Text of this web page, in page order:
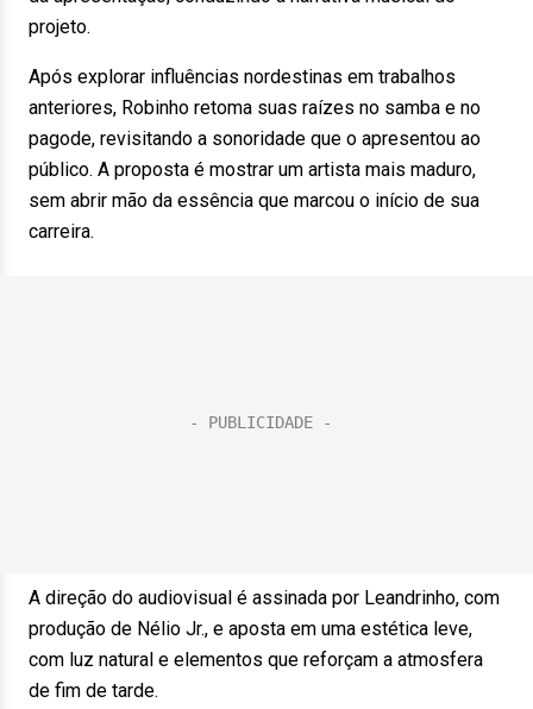
projeto.
Após explorar influências nordestinas em trabalhos
anteriores, Robinho retoma suas raízes no samba e no
pagode, revisitando a sonoridade que o apresentou ao
público. A proposta é mostrar um artista mais maduro,
sem abrir mão da essência que marcou o início de sua
carreira.
A direção do audiovisual é assinada por Leandrinho, com
produção de Nélio Jr., e aposta em uma estética leve,
com luz natural e elementos que reforçam a atmosfera
de fim de tarde.